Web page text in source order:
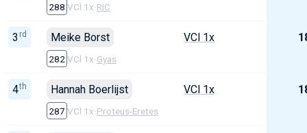
288 VCl 1x·RIC
3 rd Meike Borst
282 VCl 1x·Gyas
VCl 1x
4th Hannah Boerlijst
287 VCl 1x·Proteus-Eretes
VCl 1x